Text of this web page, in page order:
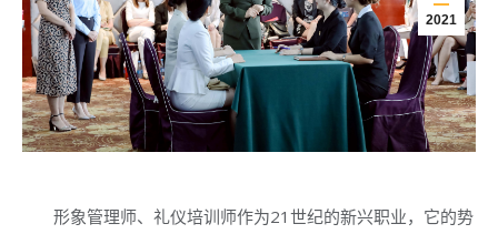
2021
­ ­ ­ 形象管理师、礼仪培训师作为21世纪的新兴职业，它的势